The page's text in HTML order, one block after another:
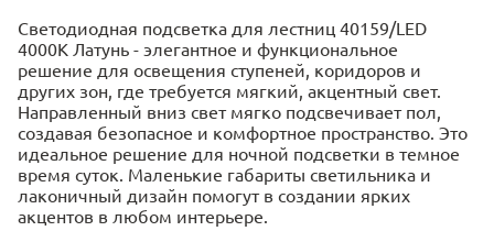
Светодиодная подсветка для лестниц 40159/LED
4000K Латунь - элегантное и функциональное
решение для освещения ступеней, коридоров и
других зон, где требуется мягкий, акцентный свет.
Направленный вниз свет мягко подсвечивает пол,
создавая безопасное и комфортное пространство. Это
идеальное решение для ночной подсветки в темное
время суток. Маленькие габариты светильника и
лаконичный дизайн помогут в создании ярких
акцентов в любом интерьере.